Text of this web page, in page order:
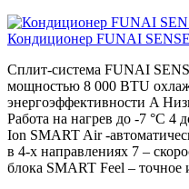
Кондиционер FUNAI
Сплит-система FUNAI
мощностью 8 000 BTU
энергоэффективности A
Работа на нагрев до -7 °С 4
Ion SMART Air -
в 4-х направлениях 7 –
блока SMART Feel – точное